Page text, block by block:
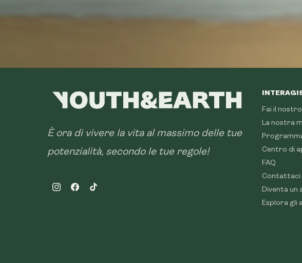
È ora di vivere la vita al massimo delle tue
potenzialità, secondo le tue regole!
InstagramFacebookTikTok
Fai il
La nostra
Centro di
FAQ
Contattaci
Diventa un
Esplora gli